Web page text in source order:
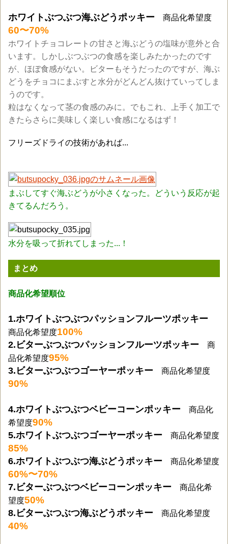
ホワイトぶつぶつ海ぶどうポッキー 商品化希望度
60〜70%
ホワイトチョコレートの甘さと海ぶどうの塩味が意外と合
います。しかしぶつぶつの食感を楽しみたかったのです
が、ほぼ食感がない。ビターもそうだったのですが、海ぶ
どうをチョコにまぶすと水分がどんどん抜けていってしま
うのです。
粒はなくなって茎の食感のみに。でもこれ、上手く加工で
きたらさらに美味しく楽しい食感になるはず！
フリーズドライの技術があれば...
まぶしてすぐ海ぶどうが小さくなった。どういう反応が起
きてるんだろう。
水分を吸って折れてしまった...！
まとめ
商品化希望順位
1.ホワイトぶつぶつパッションフルーツポッキー
商品化希望度100%
2.ビターぶつぶつパッションフルーツポッキー 商
品化希望度95%
3. ビターぶつぶつゴーヤーポッキー 商品化希望度
90%
4.ホワイトぶつぶつベビーコーンポッキー 商品化
希望度90%
5.ホワイトぶつぶつゴーヤーポッキー 商品化希望度
85%
6.ホワイトぶつぶつ海ぶどうポッキー 商品化希望度
60%〜70%
7.ビターぶつぶつベビーコーンポッキー 商品化希
望度50%
8.ビターぶつぶつ海ぶどうポッキー 商品化希望度
40%